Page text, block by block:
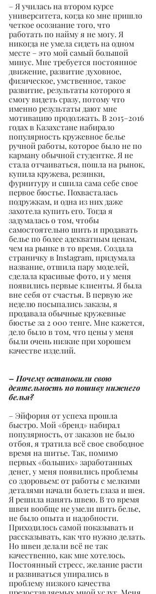
– Я училась на втором курсе
университета, когда ко мне пришло
четкое осознание того, что
работать по найму я не могу. Я
никогда не умела сидеть на одном
месте – это мой самый большой
минус. Мне требуется постоянное
движение, развитие духовное,
физическое, умственное, такое
развитие, результаты которого я
смогу видеть сразу, потому что
именно результаты дают мне
мотивацию продолжать. В 2015–2016
годах в Казахстане набирало
популярность кружевное белье
ручной работы, которое было не по
карману обычной студентке. Я не
стала отчаиваться, пошла на рынок,
купила кружева, резинки,
фурнитуру и сшила сама себе свое
первое бюстье. Похвасталась
подружкам, и одна из них даже
захотела купить его. Тогда я
задумалась о том, чтобы
самостоятельно шить и продавать
белье по более адекватным ценам,
чем на рынке в то время. Создала
страничку в Instagram, придумала
название, отшила пару моделей,
сделала красивые фото, и у меня
появились первые клиенты. Я была
вне себя от счастья. В первую же
неделю посыпались заказы, я
продавала обычные кружевные
бюстье за 2 000 тенге. Мне кажется,
дело было в том, что цены у меня
были очень низкие при хорошем
качестве изделий.
– Почему остановили свою
деятельность по пошиву нижнего
белья?
– Эйфория от успеха прошла
быстро. Мой «бренд» набирал
популярность, от заказов не было
отбоя, я тратила всё свое свободное
время на шитье. Так, помимо
первых «больших» заработанных
денег, у меня появились проблемы
со здоровьем: от работы с мелкими
деталями начали болеть глаза и шея.
Я решила нанять швею. В то время
швеи вообще не умели шить белье,
не было опыта и надобности.
Приходилось самой показывать и
рассказывать, как что нужно делать.
Но швеи делали всё не так
качественно, как мне хотелось.
Постоянный стресс, желание расти
и развиваться упирались в
проблему низкого качества